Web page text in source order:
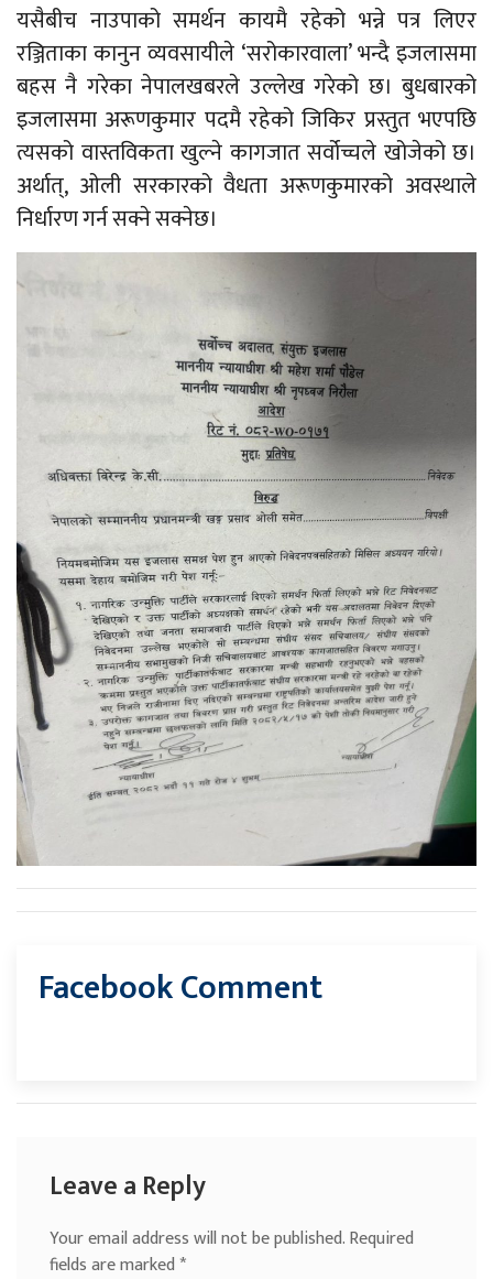
यसैबीच नाउपाको समर्थन कायमै रहेको भन्ने पत्र लिएर
रञ्जिताका कानुन व्यवसायीले ‘सरोकारवाला’ भन्दै इजलासमा
बहस नै गरेका नेपालखबरले उल्लेख गरेको छ। बुधबारको
इजलासमा अरूणकुमार पदमै रहेको जिकिर प्रस्तुत भएपछि
त्यसको वास्तविकता खुल्ने कागजात सर्वोच्चले खोजेको छ।
अर्थात्, ओली सरकारको वैधता अरूणकुमारको अवस्थाले
निर्धारण गर्न सक्ने सक्नेछ।
Facebook Comment
Leave a Reply
Your email address will not be published.Required
fields are marked*